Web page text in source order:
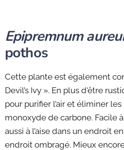
Epipremnum
pothos
Cette plante est également
Devil’s Ivy ». En plus d'être
pour purifier l’air et éliminer
monoxyde de carbone. Facile
aussi à l’aise dans un endroit
endroit ombragé. Mieux